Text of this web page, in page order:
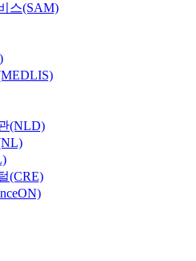
스(SAM)
(NLD)
(CRE)